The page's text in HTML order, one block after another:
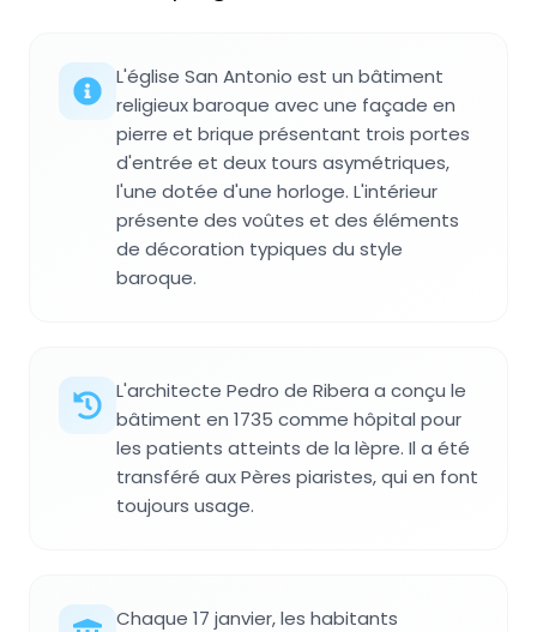
L'église San Antonio est un bâtiment
religieux baroque avec une façade en
pierre et brique présentant trois portes
d'entrée et deux tours asymétriques,
l'une dotée d'une horloge. L'intérieur
présente des voûtes et des éléments
de décoration typiques du style
baroque.
L'architecte Pedro de Ribera a conçu le
bâtiment en 1735 comme hôpital pour
les patients atteints de la lèpre. Il a été
transféré aux Pères piaristes, qui en font
toujours usage.
Chaque 17 janvier, les habitants